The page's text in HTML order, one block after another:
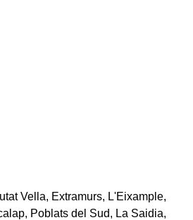
Vella, Extramurs, L'Eixample,
Poblats del Sud, La Saidia,